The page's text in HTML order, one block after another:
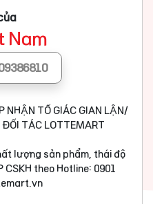
Nam
NHẬN TỐ GIÁC GIAN LẬN/
TÁC LOTTEMART
lượng sản phẩm, thái độ
CSKH theo Hotline: 0901